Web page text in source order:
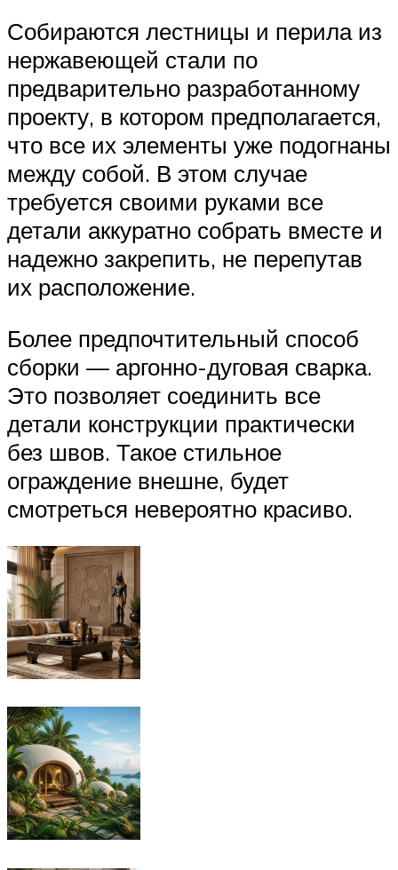
Собираются лестницы и перила из
нержавеющей стали по
предварительно разработанному
проекту, в котором предполагается,
что все их элементы уже подогнаны
между собой. В этом случае
требуется своими руками все
детали аккуратно собрать вместе и
надежно закрепить, не перепутав
их расположение.
Более предпочтительный способ
сборки — аргонно-дуговая сварка.
Это позволяет соединить все
детали конструкции практически
без швов. Такое стильное
ограждение внешне, будет
смотреться невероятно красиво.